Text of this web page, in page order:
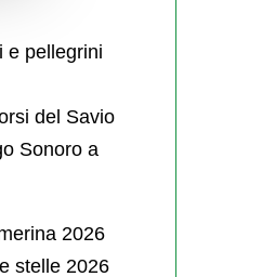
e pellegrini
del Savio
Sonoro a
2026
stelle 2026